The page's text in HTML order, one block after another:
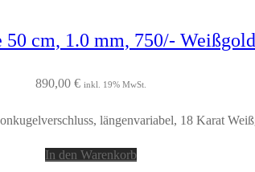
50 cm, 1.0 mm, 750/- Weißgold
890,00 € inkl. 19% MwSt.
längenvariabel, 18 Karat
In den Warenkorb